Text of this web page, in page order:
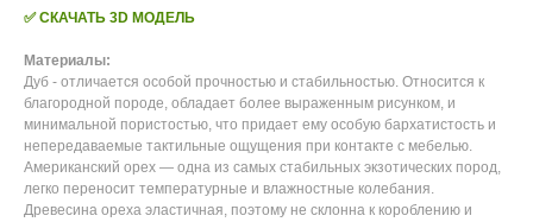
✅ СКАЧАТЬ 3D МОДЕЛЬ
Материалы:
Дуб - отличается особой прочностью и стабильностью. Относится к
благородной породе, обладает более выраженным рисунком, и
минимальной пористостью, что придает ему особую бархатистость и
непередаваемые тактильные ощущения при контакте с мебелью.
Американский орех — одна из самых стабильных экзотических пород,
легко переносит температурные и влажностные колебания.
Древесина ореха эластичная, поэтому не склонна к короблению и